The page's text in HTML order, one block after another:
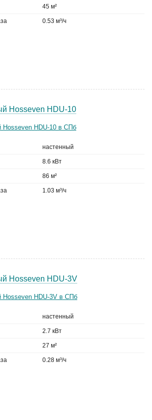
45 м²
0.53 м³/ч
Hosseven HDU-10
настенный
8.6 кВт
86 м²
1.03 м³/ч
Hosseven HDU-3V
настенный
2.7 кВт
27 м²
0.28 м³/ч